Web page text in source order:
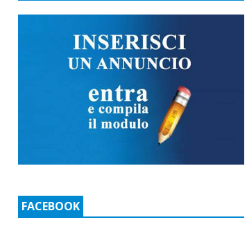
FACEBOOK